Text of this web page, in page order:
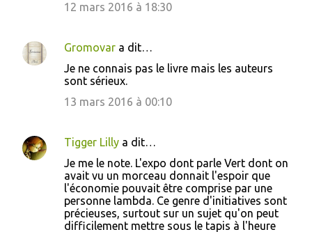
12 mars 2016 à 18:30
Gromovar a dit…
Je ne connais pas le livre mais les auteurs
sont sérieux.
13 mars 2016 à 00:10
Tigger Lilly a dit…
Je me le note. L'expo dont parle Vert dont on
avait vu un morceau donnait l'espoir que
l'économie pouvait être comprise par une
personne lambda. Ce genre d'initiatives sont
précieuses, surtout sur un sujet qu'on peut
difficilement mettre sous le tapis à l'heure